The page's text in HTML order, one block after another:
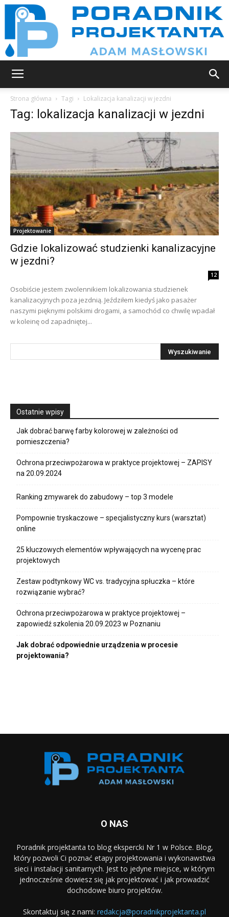
Strona główna Tagi Lokalizacja kanalizacji w jezdni
Tag: lokalizacja kanalizacji w jezdni
Projektowanie
Gdzie lokalizować studzienki kanalizacyjne
w jezdni?
12
Osobiście jestem zwolennikiem lokalizowania studzienek
kanalizacyjnych poza jezdnią. Jeździłem kiedyś jako pasażer
naszymi pięknymi polskimi drogami, a samochód co chwilę wpadał
w koleinę od zapadniętej...
Ostatnie wpisy
Jak dobrać barwę farby kolorowej w zależności od
pomieszczenia?
Ochrona przeciwpożarowa w praktyce projektowej – ZAPISY
na 20.09.2024
Ranking zmywarek do zabudowy – top 3 modele
Pompownie tryskaczowe – specjalistyczny kurs (warsztat)
online
25 kluczowych elementów wpływających na wycenę prac
projektowych
Zestaw podtynkowy WC vs. tradycyjna spłuczka – które
rozwiązanie wybrać?
Ochrona przeciwpożarowa w praktyce projektowej –
zapowiedź szkolenia 20.09.2023 w Poznaniu
Jak dobrać odpowiednie urządzenia w procesie
projektowania?
O NAS
Poradnik projektanta to blog ekspercki Nr 1 w Polsce. Blog,
który pozwoli Ci poznać etapy projektowania i wykonawstwa
sieci i instalacji sanitarnych. Jest to jedyne miejsce, w którym
jednocześnie dowiesz się jak projektować i jak prowadzić
dochodowe biuro projektów.
Skontaktuj się z nami: redakcja@poradnikprojektanta.pl